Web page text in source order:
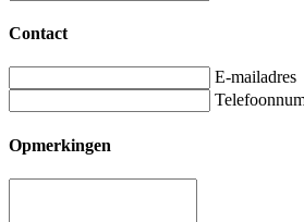
Contact
E-mailadres
Opmerkingen